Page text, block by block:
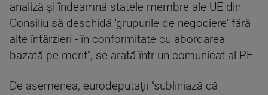
analiză şi îndeamnă statele membre ale UE din
Consiliu să deschidă 'grupurile de negociere' fără
alte întârzieri - în conformitate cu abordarea
bazată pe merit", se arată într-un comunicat al PE.
De asemenea, eurodeputaţii "subliniază că